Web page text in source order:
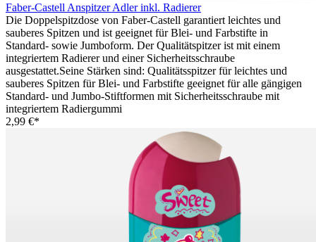
Faber-Castell Anspitzer Adler inkl. Radierer
Die Doppelspitzdose von Faber-Castell garantiert leichtes und
sauberes Spitzen und ist geeignet für Blei- und Farbstifte in
Standard- sowie Jumboform. Der Qualitätspitzer ist mit einem
integriertem Radierer und einer Sicherheitsschraube
ausgestattet.Seine Stärken sind: Qualitätsspitzer für leichtes und
sauberes Spitzen für Blei- und Farbstifte geeignet für alle gängigen
Standard- und Jumbo-Stiftformen mit Sicherheitsschraube mit
integriertem Radiergummi
2,99 €*